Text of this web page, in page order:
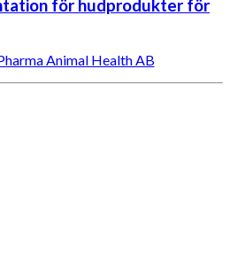
för hudprodukter för
Animal Health AB